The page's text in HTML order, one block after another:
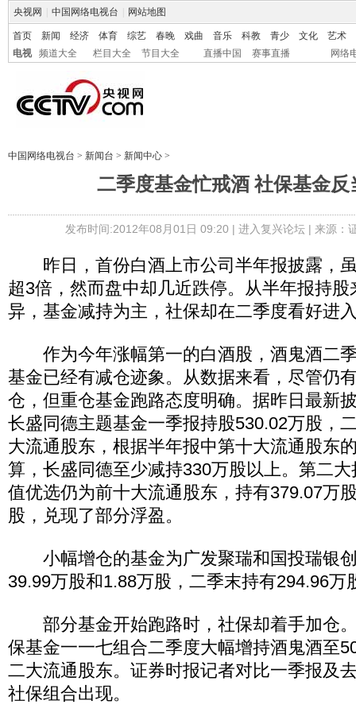
央视网 中国网络电视台 网站地图
首页 新闻 经济 体育 综艺 春晚 戏曲 音乐 科教 青少 文化
艺术
电视
频道大全 栏目大全 节目大全 直播中国 赛事直播 网络
中国网络电视台 > 新闻台 > 新闻中心 >
二季度基金忙戒酒 社保基金反
发布时间:2012年08月01日 09:20 | 进入复兴论坛| 来源：
昨日，首份白酒上市公司半年报披露，
超3倍，然而盘中却几近跌停。从半年报持
异，基金减持为主，社保却在二季度看好进
作为今年涨幅第一的白酒股，酒鬼酒二
基金已经有减仓迹象。从数据来看，尽管仍
仓，但重仓基金跑路态度明确。据昨日最新
长盛同德主题基金一季报持股530.02万股，
大流通股东，根据半年报中第十大流通股东
算，长盛同德至少减持330万股以上。第二
值优选仍为前十大流通股东，持有379.07万
股，兑现了部分浮盈。
小幅增仓的基金为广发聚瑞和国投瑞银
39.99万股和1.88万股，二季末持有294.96万
部分基金开始跑路时，社保却着手加仓
保基金一一七组合二季度大幅增持酒鬼酒至
二大流通股东。证券时报记者对比一季报及
社保组合出现。